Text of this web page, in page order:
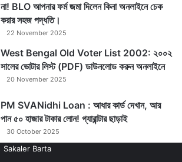
না! BLO আপনার ফর্ম জমা দিলেন কিনা অনলাইনে চেক
করার সহজ পদ্ধতি।
22 November 2025
West Bengal Old Voter List 2002: ২০০২
সালের ভোটার লিস্ট (PDF) ডাউনলোড করুন অনলাইনে
20 November 2025
PM SVANidhi Loan : আধার কার্ড দেখান, আর
পান ৫০ হাজার টাকার লোন! গ্যারান্টার ছাড়াই
30 October 2025
Sakaler Barta